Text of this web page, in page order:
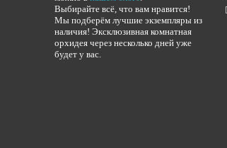
Выбирайте всё, что вам нравится!
Мы подберём лучшие экземпляры из
наличия! Эксклюзивная комнатная
орхидея через несколько дней уже
будет у вас.